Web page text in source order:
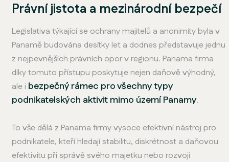
Právní jistota a mezinárodní bezpečí
Legislativa týkající se ochrany majitelů a anonimity byla v
Panamě budována desítky let a dodnes představuje jednu
z nejpevnějších právních opor v regionu. Panama firma
díky tomuto přístupu poskytuje nejen daňově výhodný,
ale i bezpečný rámec pro všechny typy
podnikatelských aktivit mimo území Panamy.
To vše dělá z Panama firmy vysoce efektivní nástroj pro
podnikatele, kteří hledají stabilitu, diskrétnost a daňovou
efektivitu při správě svého majetku nebo rozvoji